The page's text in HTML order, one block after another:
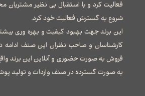
فعالیت کرد و با استقبال بی نظیر مشتریان
شروع به گسترش فعالیت خود کرد.
این برند جهت بهبود کیفیت و بهره وری
کارشناسان و صاحب نظران این صنف ادامه
فروش به صورت حضوری و آنلاین این برند
به صورت گسترده در صنف واردات و تولید